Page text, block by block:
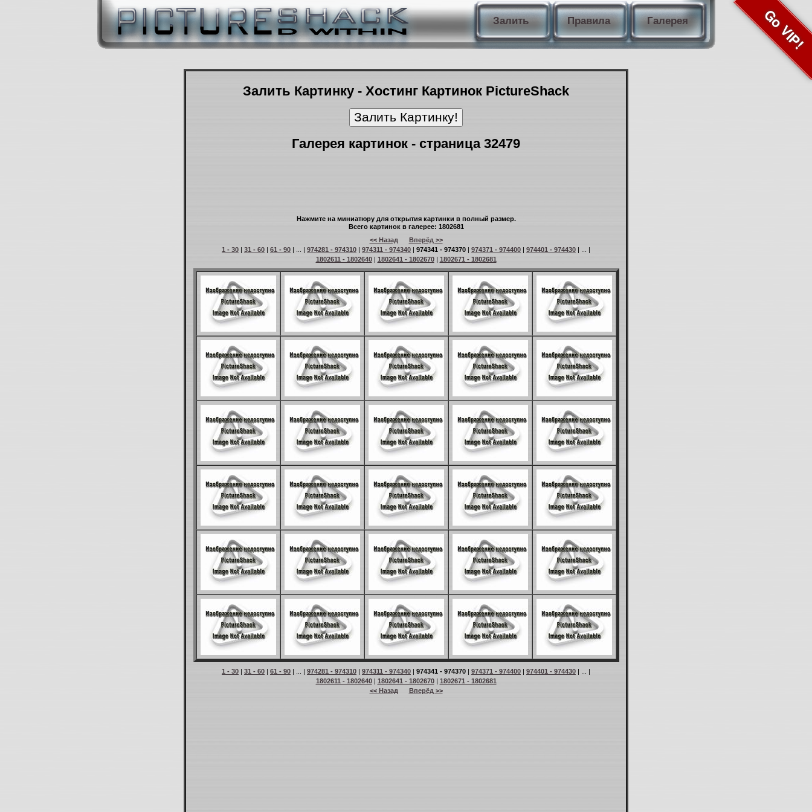
Залить Правила Галерея Go VIP!
Залить Картинку - Хостинг Картинок PictureShack
Галерея картинок - страница 32479
Нажмите на миниатюру для открытия картинки в полный размер.
Всего картинок в галерее: 1802681
<< Назад
Вперёд >>
1 - 30 | 31 - 60 | 61 - 90 | ... | 974281 - 974310 | 974311 - 974340 | 974341 - 974370 | 974371 - 974400 | 974401 - 974430 | ... |
1802611 - 1802640| 1802641 - 1802670| 1802671 - 1802681
1 - 30 | 31 - 60 | 61 - 90 | ... | 974281 - 974310 | 974311 - 974340 | 974341 - 974370 | 974371 - 974400 | 974401 - 974430 | ... |
1802611 - 1802640| 1802641 - 1802670| 1802671 - 1802681
<< Назад
Вперёд >>